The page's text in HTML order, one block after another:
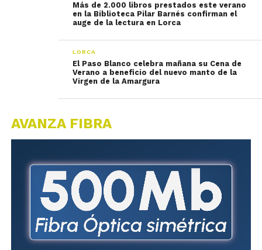
Más de 2.000 libros prestados este verano
en la Biblioteca Pilar Barnés confirman el
auge de la lectura en Lorca
LORCA
El Paso Blanco celebra mañana su Cena de
Verano a beneficio del nuevo manto de la
Virgen de la Amargura
AVANZA FIBRA